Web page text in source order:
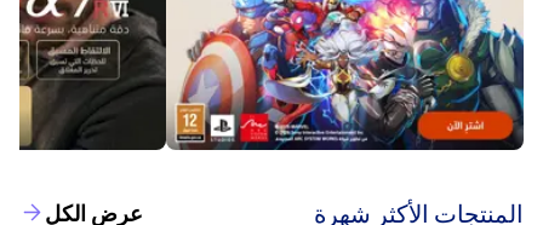
‫المنتجات الأكثر شهرة‬ عرض الكل